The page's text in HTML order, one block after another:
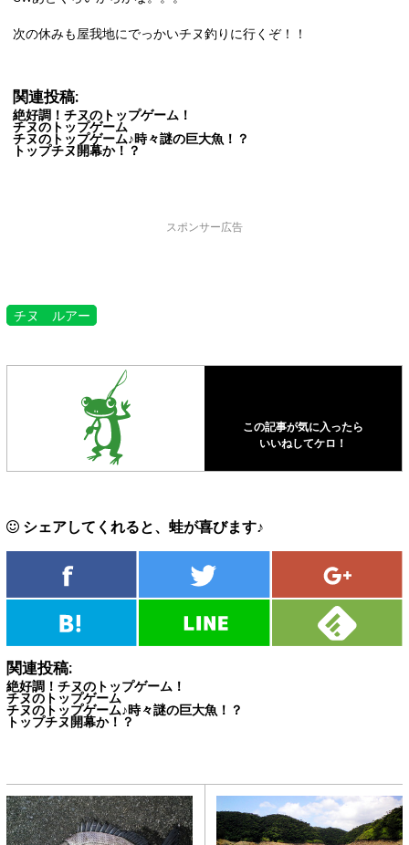
次の休みも屋我地にでっかいチヌ釣りに行くぞ！！
関連投稿:
絶好調！チヌのトップゲーム！
チヌのトップゲーム
チヌのトップゲーム♪時々謎の巨大魚！？
トップチヌ開幕か！？
スポンサー広告
チヌ ルアー
この記事が気に入ったら
いいねしてケロ！
シェアしてくれると、蛙が喜びます♪
関連投稿:
絶好調！チヌのトップゲーム！
チヌのトップゲーム
チヌのトップゲーム♪時々謎の巨大魚！？
トップチヌ開幕か！？